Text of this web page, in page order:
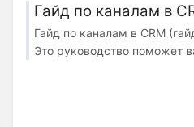
Гайд по каналам в
Гайд по каналам в CRM
Это руководство поможет